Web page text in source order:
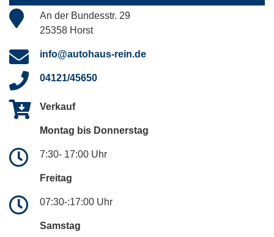
An der Bundesstr. 29
25358 Horst
info@autohaus-rein.de
04121/45650
Verkauf
Montag bis Donnerstag
7:30- 17:00 Uhr
Freitag
07:30-:17:00 Uhr
Samstag